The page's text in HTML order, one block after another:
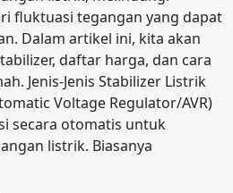
fluktuasi tegangan yang dapat
Dalam artikel ini, kita akan
daftar harga, dan cara
Jenis-Jenis Stabilizer Listrik
Voltage Regulator/AVR)
secara otomatis untuk
listrik. Biasanya